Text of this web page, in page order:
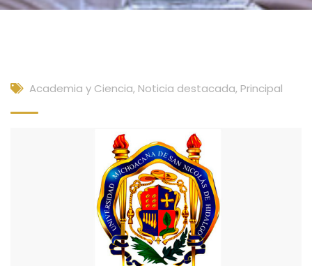
Academia y Ciencia, Noticia destacada, Principal